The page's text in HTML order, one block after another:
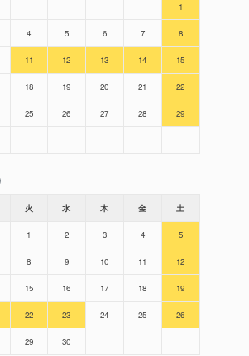
1
4 5 6 7 8
11 12 13 14 15
18 19 20 21 22
25 26 27 28 29
火 水 木 金 土
1 2 3 4 5
8 9 10 11 12
15 16 17 18 19
22 23 24 25 26
29 30